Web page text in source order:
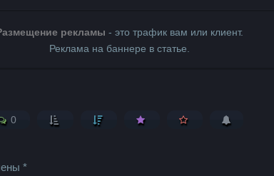
рекламы - это трафик вам или клиент.
Реклама на баннере в статье.
0
*